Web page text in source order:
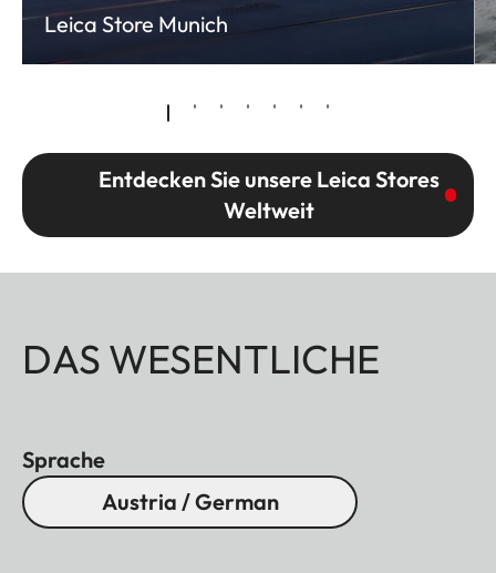
Leica Store Munich
Entdecken Sie unsere Leica Stores
Weltweit
DAS WESENTLICHE
Sprache
Austria / German